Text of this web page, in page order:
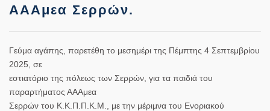
ΑΑΑμεα Σερρών.
Γεύμα αγάπης, παρετέθη το μεσημέρι της Πέμπτης 4 Σεπτεμβρίου
2025, σε
εστιατόριο της πόλεως των Σερρών, για τα παιδιά του
παραρτήματος ΑΑΑμεα
Σερρών του Κ.Κ.Π.Π.Κ.Μ., με την μέριμνα του Ενοριακού